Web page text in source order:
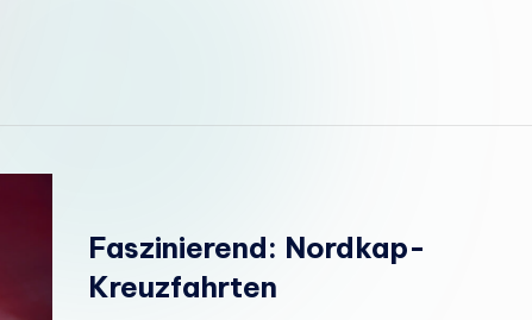
Faszinierend: Nordkap-
Kreuzfahrten